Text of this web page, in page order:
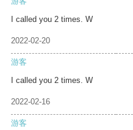
I called you 2 times. W
2022-02-20
游客
I called you 2 times. W
2022-02-16
游客